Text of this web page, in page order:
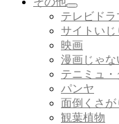
開
メ
ニ
ュ
ー
を
展
開
サ
ブ
メ
ニ
ュ
ー
を
展
開
テレビドラ
サイトいじ
映画
漫画じゃな
テニミュ・
パンヤ
面倒くさが
観葉植物